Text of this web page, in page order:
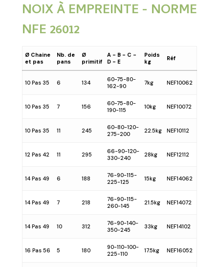
NOIX À EMPREINTE - NORME
NFE 26012
Ø Chaine
et pas
Nb. de
pans
Ø
primitif
A - B - C -
D - E
Poids
kg
Réf
10 Pas 35 6 134
60-75-80-
162-90
7kg NEF10062
10 Pas 35 7 156
60-75-80-
190-115
10kg NEF10072
10 Pas 35 11 245
60-80-120-
275-200
22.5kg NEF10112
12 Pas 42 11 295
66-90-120-
330-240
28kg NEF12112
14 Pas 49 6 188
76-90-115-
225-125
15kg NEF14062
14 Pas 49 7 218
76-90-115-
260-145
21.5kg NEF14072
14 Pas 49 10 312
76-90-140-
350-245
33kg NEF14102
16 Pas 56 5 180
90-110-100-
225-110
17.5kg NEF16052